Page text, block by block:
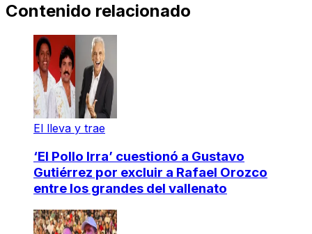
Contenido relacionado
El lleva y trae
‘El Pollo Irra’ cuestionó a Gustavo
Gutiérrez por excluir a Rafael Orozco
entre los grandes del vallenato